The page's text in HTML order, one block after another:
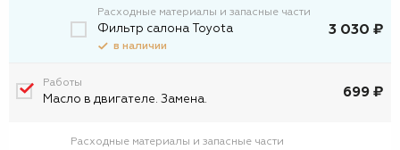
Расходные материалы и запасные части
Фильтр салона Toyota
в наличии
3 030 ₽
Работы
Масло в двигателе. Замена. 699 ₽
Расходные материалы и запасные части